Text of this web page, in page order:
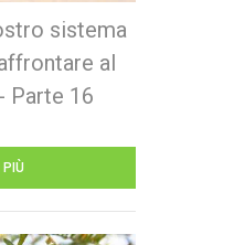
sistema
al
Parte 16
PIÙ